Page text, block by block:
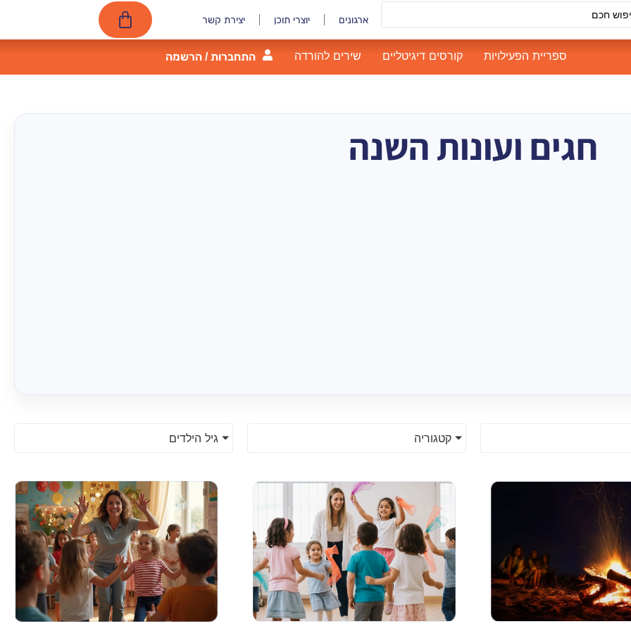
ארגונים יוצרי תוכן יצירת קשר
ספריית הפעילויות קורסים דיגיטליים שירים להורדה התחברות / הרשמה
חגים ועונות השנה
קטגוריה גיל הילדים